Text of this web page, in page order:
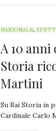
NAZIONALE,
A 10
Storia
Martini
Su Rai Storia in
Cardinale Carlo